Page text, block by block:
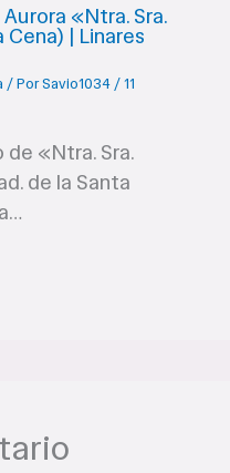
«Ntra. Sra.
Cena) | Linares
/ PorSavio1034 /11
«Ntra. Sra.
de la Santa